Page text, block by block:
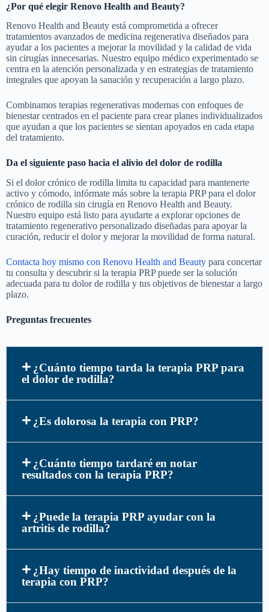
¿Por qué elegir Renovo Health and Beauty?
Renovo Health and Beauty está comprometida a ofrecer
tratamientos avanzados de medicina regenerativa diseñados para
ayudar a los pacientes a mejorar la movilidad y la calidad de vida
sin cirugías innecesarias. Nuestro equipo médico experimentado se
centra en la atención personalizada y en estrategias de tratamiento
integrales que apoyan la sanación y recuperación a largo plazo.
Combinamos terapias regenerativas modernas con enfoques de
bienestar centrados en el paciente para crear planes individualizados
que ayudan a que los pacientes se sientan apoyados en cada etapa
del tratamiento.
Da el siguiente paso hacia el alivio del dolor de rodilla
Si el dolor crónico de rodilla limita tu capacidad para mantenerte
activo y cómodo, infórmate más sobre la terapia PRP para el dolor
crónico de rodilla sin cirugía en Renovo Health and Beauty.
Nuestro equipo está listo para ayudarte a explorar opciones de
tratamiento regenerativo personalizado diseñadas para apoyar la
curación, reducir el dolor y mejorar la movilidad de forma natural.
Contacta hoy mismo con Renovo Health and Beauty para concertar
tu consulta y descubrir si la terapia PRP puede ser la solución
adecuada para tu dolor de rodilla y tus objetivos de bienestar a largo
plazo.
Preguntas frecuentes
¿Cuánto tiempo tarda la terapia PRP para
el dolor de rodilla?
¿Es dolorosa la terapia con PRP?
¿Cuánto tiempo tardaré en notar
resultados con la terapia PRP?
¿Puede la terapia PRP ayudar con la
artritis de rodilla?
¿Hay tiempo de inactividad después de la
terapia con PRP?